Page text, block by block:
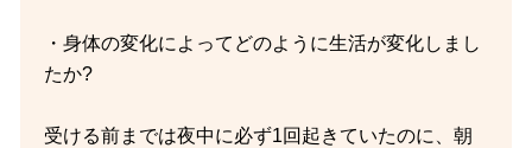
・身体の変化によってどのように生活が変化しまし
たか?
受ける前までは夜中に必ず1回起きていたのに、朝